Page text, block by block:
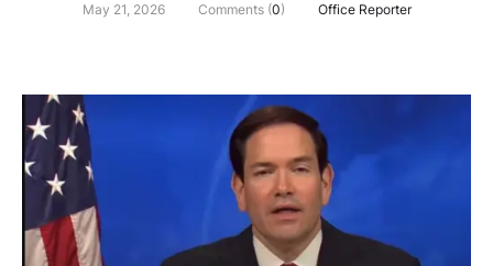
May 21, 2026 Comments (0) Office Reporter